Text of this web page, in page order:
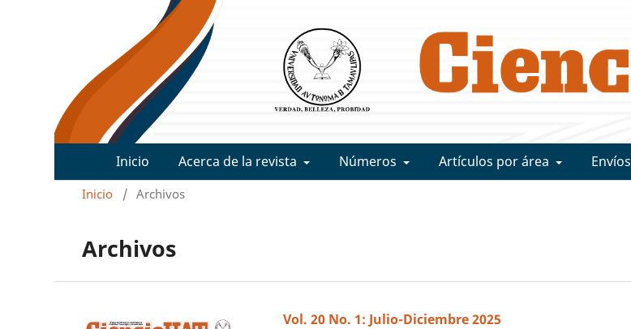
Inicio Acerca de la revista Números Artículos por área Envíos
Inicio / Archivos
Archivos
Vol. 20 No. 1: Julio-Diciembre 2025